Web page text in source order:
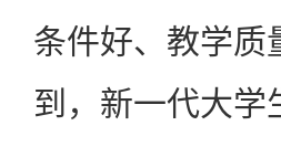
条件好、教学质
到，新一代大学